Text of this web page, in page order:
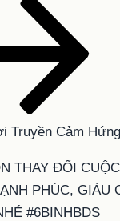
THAY ĐỔI
PHÚC, GIÀU
#6BINHBDS